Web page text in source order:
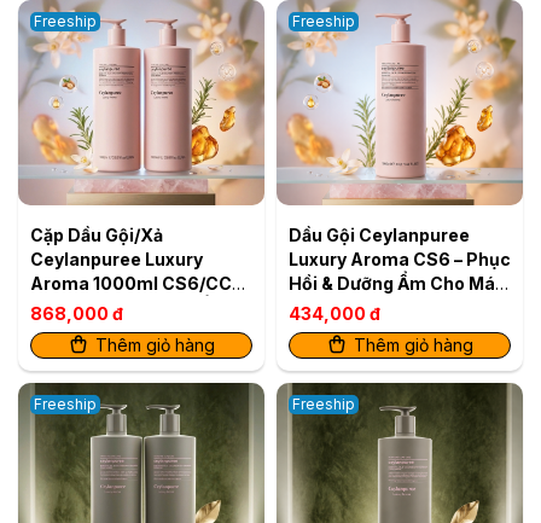
Freeship
Cặp Dầu Gội/Xả
Ceylanpuree Luxury
Aroma 1000ml CS6/CC6
– Phục Hồi & Dưỡng Ẩm
Cho Mái Tóc Mềm Mượt
Chuẩn Salon
868,000 đ
Thêm giỏ hàng
Freeship
Dầu Gội Ceylanpuree
Luxury Aroma CS6 – Phục
Hồi & Dưỡng Ẩm Cho Mái
Tóc Mềm Mượt Chuẩn
Salon
434,000 đ
Thêm giỏ hàng
Freeship Freeship